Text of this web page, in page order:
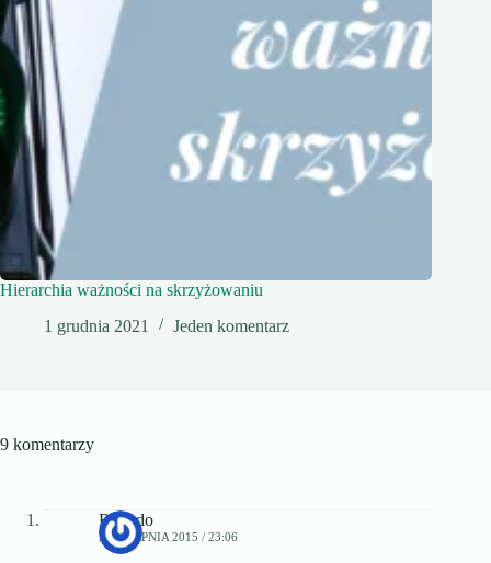
Hierarchia ważności na skrzyżowaniu
1 grudnia 2021
Jeden komentarz
9 komentarzy
Ricardo
28 SIERPNIA 2015 / 23:06